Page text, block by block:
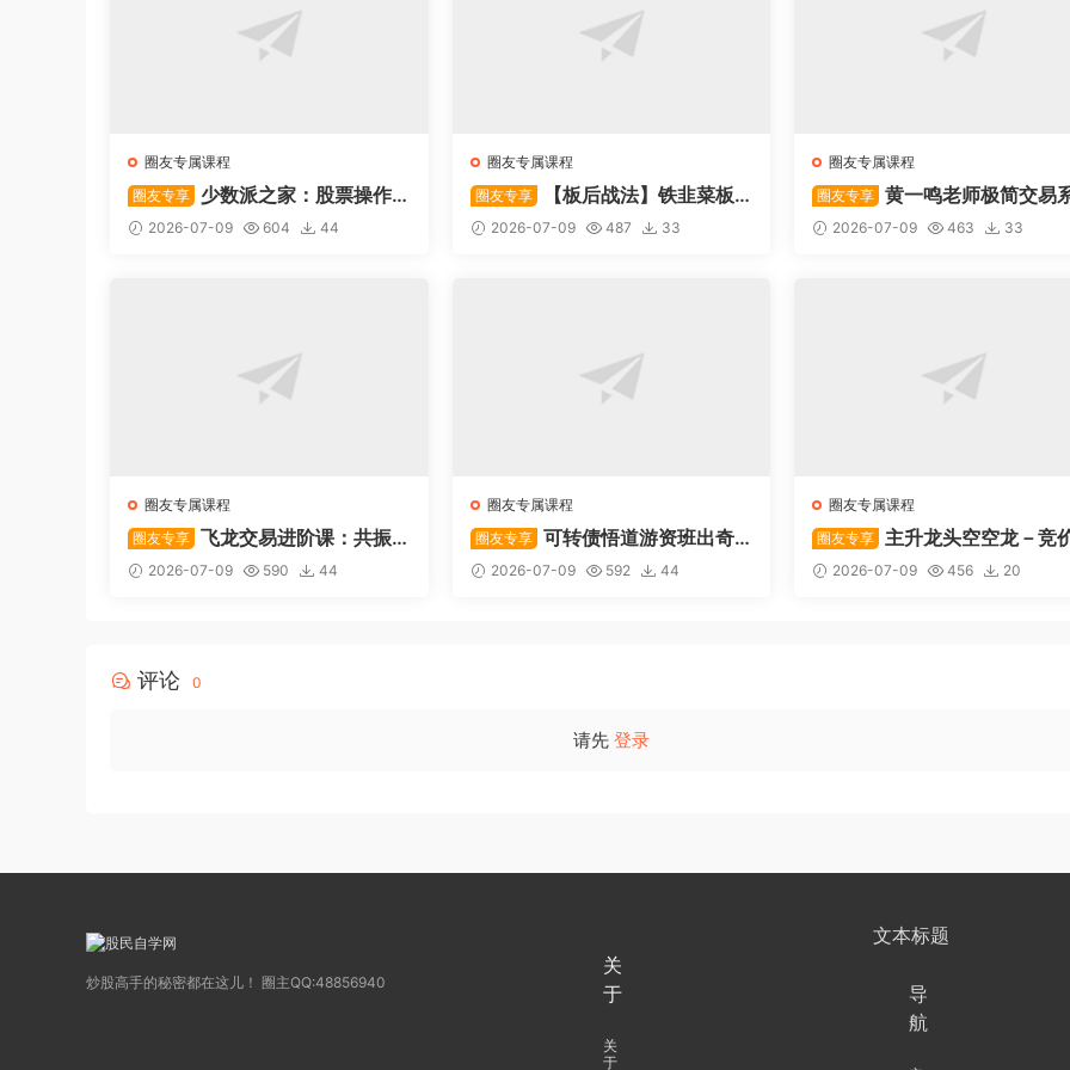
圈友专属课程
圈友专享
少数派之家：股票操作
系统—从入门到精通
2026-07-09 604 44
圈友专属课程
圈友专享
【板后战法】铁韭菜板
后强势战法
2026-07-09 487 33
圈友专属课程
圈友专享
黄一鸣老师极简交易
统 2026-07-09 463 33
圈友专属课程
圈友专享 飞龙交易进阶课：共振
战法2026-07-09 590 44
圈友专属课程
圈友专享
可转债悟道游资班出奇
系列悟道系列守正系列课程-卓妍
2026-07-09 592 44
圈友专属课程
圈友专享
主升龙头空空龙－竞
抢筹盘口的量化公式与十几年
2026-07-09 456 20
评论 0
请先 登录
炒股高手的秘密都在这儿！ 圈主QQ:48856940
关
于
关
于
文本标题
导
航